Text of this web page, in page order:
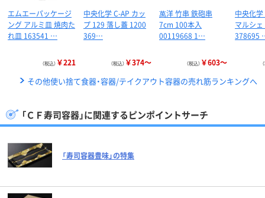
エムエーパッケージ
ング アルミ皿 焼肉た
れ皿 163541 …
（税込） ￥221
中央化学 C-AP カッ
プ 129 落し蓋 1200
369…
（税込） ￥374～
萬洋 竹串 鉄砲串
7cm 100本入
00119668 1…
（税込） ￥603～
中央化
マルシ
378695
その他使い捨て食器・容器/テイクアウト容器の売れ筋ランキングへ
「ＣＦ寿司容器」に関連するピンポイントサーチ
「寿司容器豊味」の特集